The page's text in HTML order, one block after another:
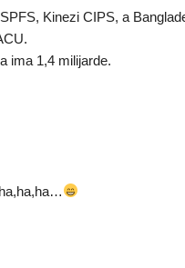
Kinezi CIPS, a
ima 1,4 milijarde.